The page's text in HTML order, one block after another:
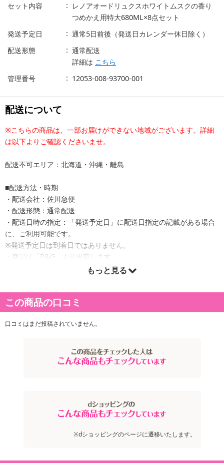
セット内容
レノアオードリュクスホワイトムスクの香り
つめかえ用特大680ML×8点セット
発送予定日
通常5日前後（発送日カレンダー休日除く）
配送形態
通常配送
詳細は こちら
管理番号
12053-008-93700-001
配送について
※こちらの商品は、一部お届けができない地域がございます。詳細
は以下よりご確認くださいませ。
配送不可エリア：北海道・沖縄・離島
■配送方法・時期
・配送会社：佐川急便
・配送形態：通常配送
・配送日時の指定：「発送予定日」に配送日指定の記載がある場合
に、ご利用可能です。
※発送予定日は到着日ではありません。
・商品は「P&G」より出荷します。
商品詳細
・原材料/材質/素材：界面活性剤（エステル型ジアルキルアンモニ
ウム塩）、安定化剤、香料
ない。原液が直接、洗濯機のステンレス、ゴム部分にかからないよ
うにする。最後のすすぎ (本品使用時) には、水道水を使う。
もっと見る
この商品の口コミ
口コミはまだ投稿されていません。
※dショッピングのページに遷移いたします。